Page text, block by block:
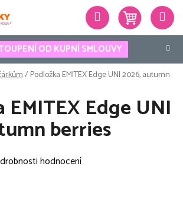
OD KUPNÍ SMLOUVY
Hledat
/Podložka EMITEX Edge UNI 2026, autumn
EMITEX Edge UNI
berries
hodnocení